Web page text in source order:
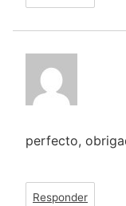
perfecto,
Responder